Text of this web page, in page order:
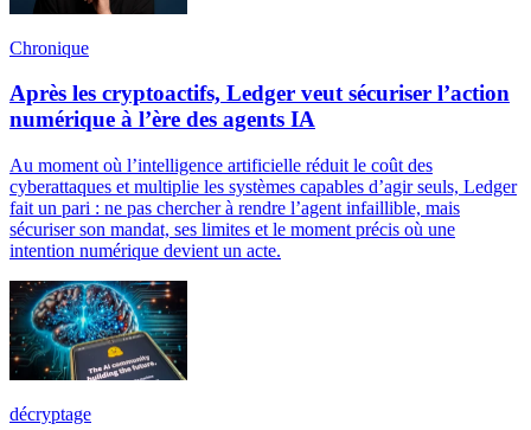
Chronique
Après les cryptoactifs, Ledger veut sécuriser l’action
numérique à l’ère des agents IA
Au moment où l’intelligence artificielle réduit le coût des
cyberattaques et multiplie les systèmes capables d’agir seuls, Ledger
fait un pari : ne pas chercher à rendre l’agent infaillible, mais
sécuriser son mandat, ses limites et le moment précis où une
intention numérique devient un acte.
décryptage